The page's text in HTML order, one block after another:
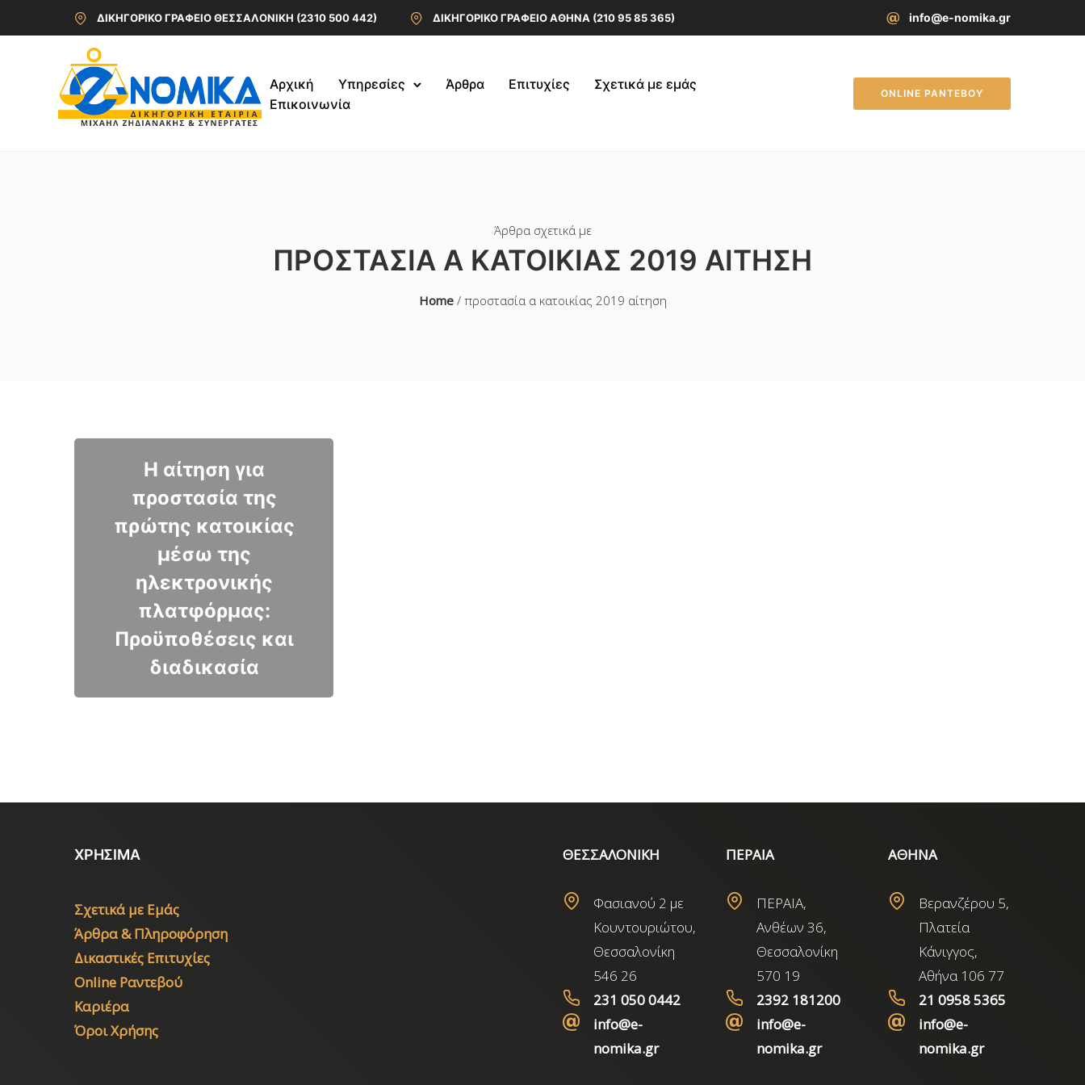
ΔΙΚΗΓΟΡΙΚΟ ΓΡΑΦΕΙΟ ΘΕΣΣΑΛΟΝΙΚΗ (2310 500 442) ΔΙΚΗΓΟΡΙΚΟ ΓΡΑΦΕΙΟ ΑΘΗΝΑ (210 95 85 365) info@e-nomika.gr
Αρχική Υπηρεσίες Άρθρα Επιτυχίες
Σχετικά με εμάς
Επικοινωνία
ONLINE ΡΑΝΤΕΒΟΥ
Άρθρα σχετικά με
ΠΡΟΣΤΑΣΊΑ Α ΚΑΤΟΙΚΊΑΣ 2019 ΑΊΤΗΣΗ
Home/ προστασία α κατοικίας 2019 αίτηση
Η αίτηση για
προστασία της
πρώτης κατοικίας
μέσω της
ηλεκτρονικής
πλατφόρμας:
Προϋποθέσεις και
διαδικασία
ΧΡΗΣΙΜΑ
Σχετικά με Εμάς
Άρθρα & Πληροφόρηση
Δικαστικές Επιτυχίες
Online Ραντεβού
Καριέρα
Όροι Χρήσης
ΘΕΣΣΑΛΟΝΙΚΗ
Φασιανού 2 με
Κουντουριώτου,
Θεσσαλονίκη
546 26
231 050 0442
info@e-
nomika.gr
ΠΕΡΑΙΑ
ΠΕΡΑΙΑ,
Ανθέων 36,
Θεσσαλονίκη
570 19
2392 181200
info@e-
nomika.gr
ΑΘΗΝΑ
Βερανζέρου 5,
Πλατεία
Κάνιγγος,
Αθήνα 106 77
21 0958 5365
info@e-
nomika.gr